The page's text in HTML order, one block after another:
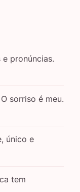
pronúncias.
sorriso é meu.
único e
tem